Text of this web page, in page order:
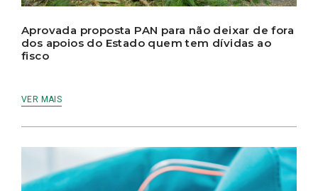
Aprovada proposta PAN para não deixar de fora
dos apoios do Estado quem tem dívidas ao
fisco
VER MAIS